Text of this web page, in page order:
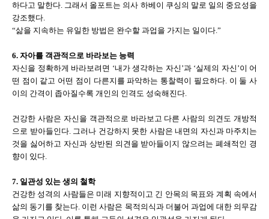
하다고 말한다. 그래서 올포트는 의사 하베이 쿠싱의 말로 일의 중요성을
강조했다.
“삶을 지속하는 유일한 방법은 완수할 과업을 가지는 일이다.”
6. 자아를 객관적으로 바라보는 능력
자신을 정확하게 바라보려면 ‘내가 생각하는 자신’과 ‘실제의 자신’이 어
떤 점이 같고 어떤 점이 다른지를 파악하는 통찰력이 필요하다. 이 둘 사
이의 간격이 좁아질수록 개인의 인격도 성숙해진다.
건강한 사람은 자신을 객관적으로 바라보고 다른 사람의 의견도 개방적
으로 받아들인다. 그러나 건강하지 못한 사람은 내면의 자신과 마주치는
것을 싫어하고 자신과 상반된 의견을 받아들이지 않으려는 폐쇄적인 경
향이 있다.
7. 일관성 있는 생의 철학
건강한 성격의 사람들은 미래 지향적이고 긴 안목의 목표와 계획 속에서
삶의 동기를 찾는다. 이런 사람은 목적의식과 더불어 과업에 대한 의무감